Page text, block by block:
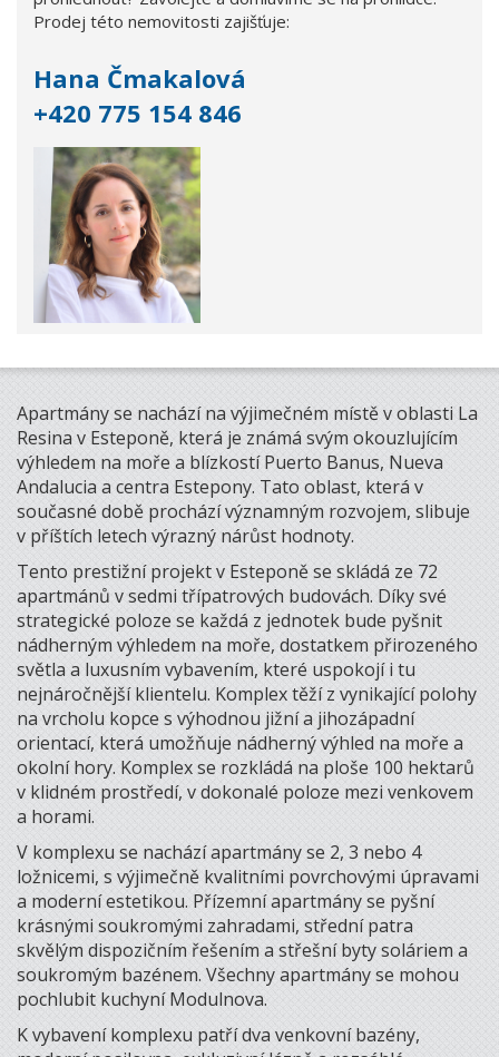
Prodej této nemovitosti zajišťuje:
Hana Čmakalová
+420 775 154 846
Apartmány se nachází na výjimečném místě v oblasti La
Resina v Esteponě, která je známá svým okouzlujícím
výhledem na moře a blízkostí Puerto Banus, Nueva
Andalucia a centra Estepony. Tato oblast, která v
současné době prochází významným rozvojem, slibuje
v příštích letech výrazný nárůst hodnoty.
Tento prestižní projekt v Esteponě se skládá ze 72
apartmánů v sedmi třípatrových budovách. Díky své
strategické poloze se každá z jednotek bude pyšnit
nádherným výhledem na moře, dostatkem přirozeného
světla a luxusním vybavením, které uspokojí i tu
nejnáročnější klientelu. Komplex těží z vynikající polohy
na vrcholu kopce s výhodnou jižní a jihozápadní
orientací, která umožňuje nádherný výhled na moře a
okolní hory. Komplex se rozkládá na ploše 100 hektarů
v klidném prostředí, v dokonalé poloze mezi venkovem
a horami.
V komplexu se nachází apartmány se 2, 3 nebo 4
ložnicemi, s výjimečně kvalitními povrchovými úpravami
a moderní estetikou. Přízemní apartmány se pyšní
krásnými soukromými zahradami, střední patra
skvělým dispozičním řešením a střešní byty soláriem a
soukromým bazénem. Všechny apartmány se mohou
pochlubit kuchyní Modulnova.
K vybavení komplexu patří dva venkovní bazény,